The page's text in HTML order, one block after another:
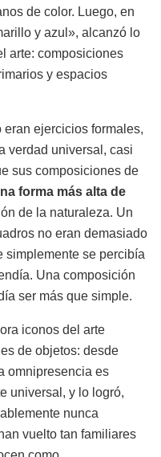
de color. Luego, en
y azul», alcanzó lo
arte: composiciones
y espacios
eran ejercicios formales,
verdad universal, casi
sus composiciones de
forma más alta de
de la naturaleza. Un
no eran demasiado
simplemente se percibía
Una composición
ser más que simple.
iconos del arte
de objetos: desde
omnipresencia es
universal, y lo logró,
nunca
vuelto tan familiares